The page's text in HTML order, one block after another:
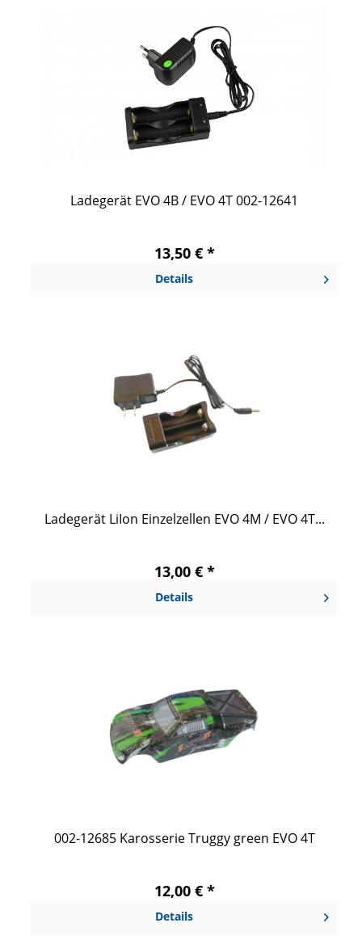
Ladegerät EVO 4B / EVO 4T 002-12641
13,50 € *
Details
Ladegerät LiIon Einzelzellen EVO 4M / EVO 4T...
13,00 € *
Details
002-12685 Karosserie Truggy green EVO 4T
12,00 € *
Details